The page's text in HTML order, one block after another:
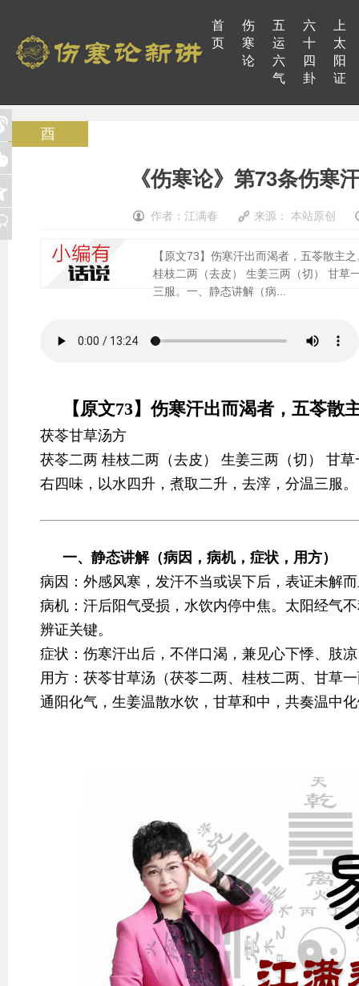
首
页
伤
寒
论
五
运
六
气
六
十
四
卦
上
太
阳
证
酉
《伤寒论》第73条伤寒
作者：江满春 来源： 本站原创
【原文73】伤寒汗出而渴者，五苓散主
桂枝二两（去皮） 生姜三两（切） 甘草
三服。一、静态讲解（病...
【原文73】伤寒汗出而渴者，五苓
茯苓甘草汤方
茯苓二两 桂枝二两（去皮） 生姜三两（切） 甘
右四味，以水四升，煮取二升，去滓，分温三服。
一、静态讲解（病因，病机，症状，用方）
病因：外感风寒，发汗不当或误下后，表证未解
病机：汗后阳气受损，水饮内停中焦。太阳经气
辨证关键。
症状：伤寒汗出后，不伴口渴，兼见心下悸、肢
用方：茯苓甘草汤（茯苓二两、桂枝二两、甘草
通阳化气，生姜温散水饮，甘草和中，共奏温中